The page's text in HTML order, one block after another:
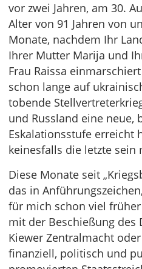
vor zwei Jahren, am 30.
Alter von 91 Jahren von
Monate, nachdem Ihr
Ihrer Mutter Marija und
Frau Raissa
schon lange auf
tobende
und Russland eine neue,
Eskalationsstufe erreicht
keinesfalls die letzte sein
Diese Monate seit
das in
für mich schon viel
mit der Beschießung des
Kiewer Zentralmacht
finanziell, politisch und